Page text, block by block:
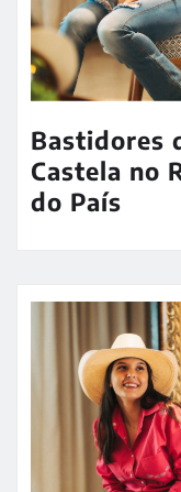
Bastidores
Castela no
do País